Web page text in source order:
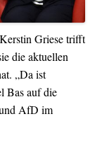
Griese trifft
die aktuellen
„Da ist
Bas auf die
AfD im